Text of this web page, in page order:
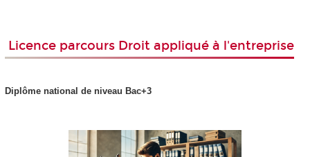
Licence parcours Droit appliqué à l'entreprise
Diplôme national de niveau Bac+3